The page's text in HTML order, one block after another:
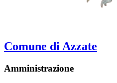
Comune di Azzate
Amministrazione